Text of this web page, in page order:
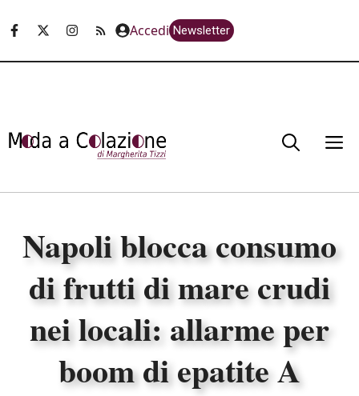
Accedi Newsletter
Napoli blocca consumo
di frutti di mare crudi
nei locali: allarme per
boom di epatite A